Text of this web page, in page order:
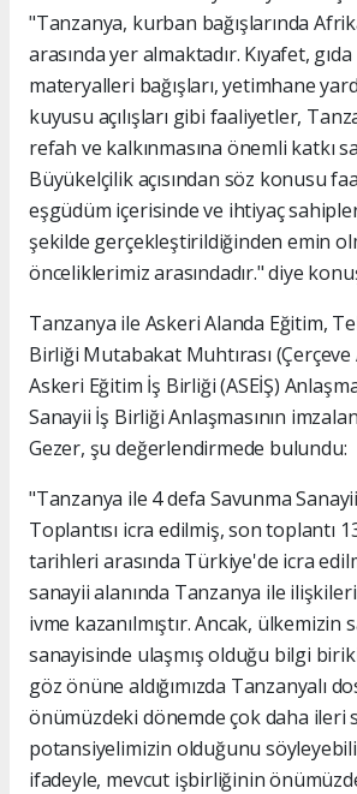
"Tanzanya, kurban bağışlarında
arasında yer almaktadır. Kıyafet,
materyalleri bağışları, yetimhane
kuyusu açılışları gibi faaliyetler,
refah ve kalkınmasına önemli katkı
Büyükelçilik açısından söz konusu
eşgüdüm içerisinde ve ihtiyaç
şekilde gerçekleştirildiğinden emin
önceliklerimiz arasındadır." diye
Tanzanya ile Askeri Alanda Eğitim,
Birliği Mutabakat Muhtırası (Çerçeve
Askeri Eğitim İş Birliği (ASEİŞ)
Sanayii İş Birliği Anlaşmasının
Gezer, şu değerlendirmede bulundu:
"Tanzanya ile 4 defa Savunma
Toplantısı icra edilmiş, son toplantı
tarihleri arasında Türkiye'de icra
sanayii alanında Tanzanya ile
ivme kazanılmıştır. Ancak, ülkemizin
sanayisinde ulaşmış olduğu bilgi
göz önüne aldığımızda Tanzanyalı
önümüzdeki dönemde çok daha ileri
potansiyelimizin olduğunu
ifadeyle, mevcut işbirliğinin